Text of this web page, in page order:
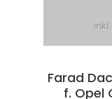
Farad
f. Opel